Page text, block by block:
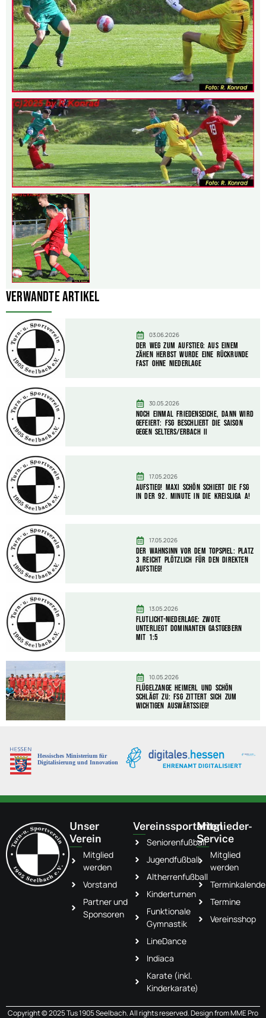
Verwandte Artikel
03.06.2026
Der Weg zum Aufstieg: Aus einem
zähen Herbst wurde eine Rückrunde
fast ohne Niederlage
30.05.2026
Noch einmal Friedenseiche, dann wird
gefeiert: FSG beschließt die Saison
gegen Selters/Erbach II
17.05.2026
AUFSTIEG! Maxi Schön schießt die FSG
in der 92. Minute in die Kreisliga A!
17.05.2026
Der Wahnsinn vor dem Topspiel: Platz
3 reicht plötzlich für den direkten
Aufstieg!
13.05.2026
Flutlicht-Niederlage: Zwote
unterliegt dominanten Gastgebern
mit 1:5
10.05.2026
Flügelzange Heimerl und Schön
schlägt zu: FSG zittert sich zum
wichtigen Auswärtssieg!
Unser
Verein
Mitglied
werden
Vorstand
Partner und
Sponsoren
Vereinssportarten
Seniorenfußball
Jugendfußball
Altherrenfußball
Kinderturnen
Funktionale
Gymnastik
LineDance
Indiaca
Karate (inkl.
Kinderkarate)
Mitglieder-
Service
Mitglied
werden
Termine
Vereinsshop
Copyright © 2025 Tus 1905 Seelbach. All rights reserved. Design fromMME Pro